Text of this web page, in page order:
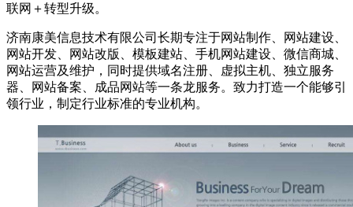
联网＋转型升级。
济南康美信息技术有限公司长期专注于网站制作、网站建设、
网站开发、网站改版、模板建站、手机网站建设、微信商城、
网站运营及维护，同时提供域名注册、虚拟主机、独立服务
器、网站备案、成品网站等一条龙服务。致力打造一个能够引
领行业，制定行业标准的专业机构。